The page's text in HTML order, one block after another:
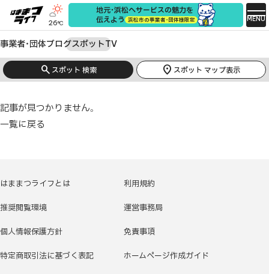
26°C
地元・浜松へサービスの魅力を
伝えよう 浜松市の事業者・団体様限定 MENU
事業者・団体ブログスポットTV
search スポット 検索 location_on スポット マップ表示
記事が見つかりません。
一覧に戻る
はままつライフとは 利用規約
推奨閲覧環境 運営事務局
個人情報保護方針 免責事項
特定商取引法に基づく表記 ホームページ作成ガイド